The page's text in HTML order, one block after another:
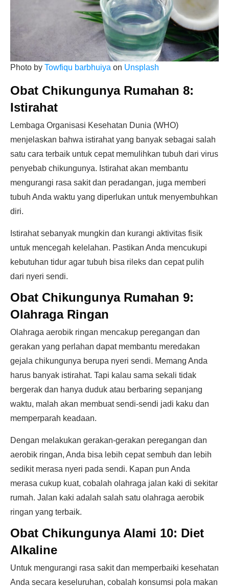
Photo by Towfiqu barbhuiya on Unsplash
Obat Chikungunya Rumahan 8:
Istirahat
Lembaga Organisasi Kesehatan Dunia (WHO)
menjelaskan bahwa istirahat yang banyak sebagai salah
satu cara terbaik untuk cepat memulihkan tubuh dari virus
penyebab chikungunya. Istirahat akan membantu
mengurangi rasa sakit dan peradangan, juga memberi
tubuh Anda waktu yang diperlukan untuk menyembuhkan
diri.
Istirahat sebanyak mungkin dan kurangi aktivitas fisik
untuk mencegah kelelahan. Pastikan Anda mencukupi
kebutuhan tidur agar tubuh bisa rileks dan cepat pulih
dari nyeri sendi.
Obat Chikungunya Rumahan 9:
Olahraga Ringan
Olahraga aerobik ringan mencakup peregangan dan
gerakan yang perlahan dapat membantu meredakan
gejala chikungunya berupa nyeri sendi. Memang Anda
harus banyak istirahat. Tapi kalau sama sekali tidak
bergerak dan hanya duduk atau berbaring sepanjang
waktu, malah akan membuat sendi-sendi jadi kaku dan
memperparah keadaan.
Dengan melakukan gerakan-gerakan peregangan dan
aerobik ringan, Anda bisa lebih cepat sembuh dan lebih
sedikit merasa nyeri pada sendi. Kapan pun Anda
merasa cukup kuat, cobalah olahraga jalan kaki di sekitar
rumah. Jalan kaki adalah salah satu olahraga aerobik
ringan yang terbaik.
Obat Chikungunya Alami 10: Diet
Alkaline
Untuk mengurangi rasa sakit dan memperbaiki kesehatan
Anda secara keseluruhan, cobalah konsumsi pola makan